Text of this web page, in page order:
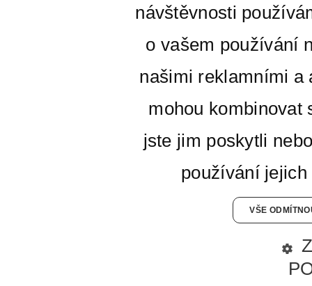
návštěvnosti
o vašem používání
našimi reklamními a
mohou kombinovat
jste jim poskytli
používání
VŠE